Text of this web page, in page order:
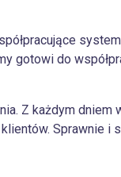
gotowi do
Z każdym dniem
Sprawnie i